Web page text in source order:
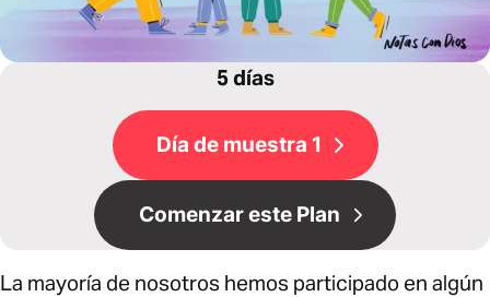
5 días
Día de muestra 1
Comenzar este Plan
La mayoría de nosotros hemos participado en algún